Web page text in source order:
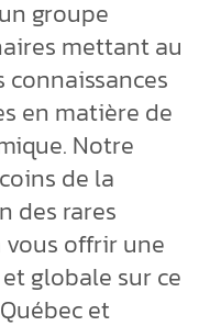
groupe
mettant au
connaissances
en matière de
Notre
de la
des rares
vous offrir une
globale sur ce
et